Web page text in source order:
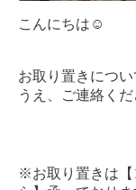
こんにちは☺︎
お取り置きにつ
うえ、ご連絡くだ
※お取り置きは【